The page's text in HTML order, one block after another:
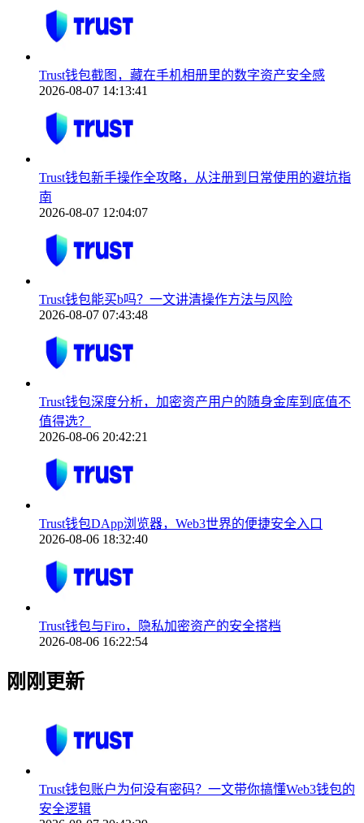
Trust钱包截图，藏在手机相册里的数字资产安全感
2026-08-07 14:13:41
Trust钱包新手操作全攻略，从注册到日常使用的避坑指
南
2026-08-07 12:04:07
Trust钱包能买b吗？一文讲清操作方法与风险
2026-08-07 07:43:48
Trust钱包深度分析，加密资产用户的随身金库到底值不
值得选？
2026-08-06 20:42:21
Trust钱包DApp浏览器，Web3世界的便捷安全入口
2026-08-06 18:32:40
Trust钱包与Firo，隐私加密资产的安全搭档
2026-08-06 16:22:54
刚刚更新
Trust钱包账户为何没有密码？一文带你搞懂Web3钱包的
安全逻辑